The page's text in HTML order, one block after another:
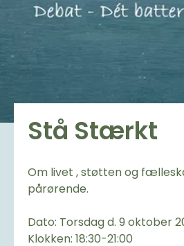
Stå Stærkt
Om livet , støtten og
pårørende.
Dato: Torsdag d. 9 oktober
Klokken: 18:30-21:00